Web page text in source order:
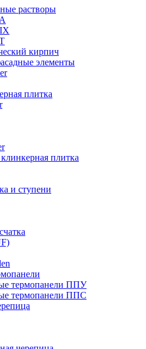
растворы
кирпич
элементы
плитка
плитка
и ступени
термопанели ППУ
термопанели ППC